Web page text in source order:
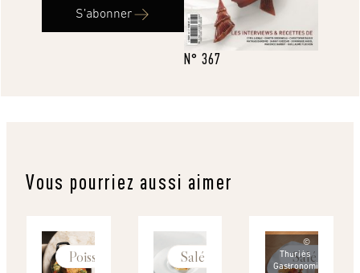
S’abonner
N° 367
Vous pourriez aussi aimer
Poissons Salé
©
Thuriès
Gastronomie
Salé